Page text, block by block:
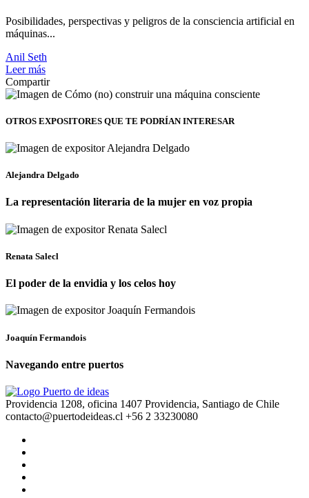
Posibilidades, perspectivas y peligros de la consciencia artificial en
máquinas...
Anil Seth
Leer más
Compartir
OTROS EXPOSITORES QUE TE PODRÍAN INTERESAR
Alejandra Delgado
La representación literaria de la mujer en voz propia
Renata Salecl
El poder de la envidia y los celos hoy
Joaquín Fermandois
Navegando entre puertos
Providencia 1208, oficina 1407 Providencia, Santiago de Chile
contacto@puertodeideas.cl +56 2 33230080